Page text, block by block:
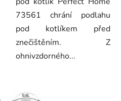
73561 chrání podlahu
pod kotlíkem před
znečištěním. Z
ohnivzdorného...